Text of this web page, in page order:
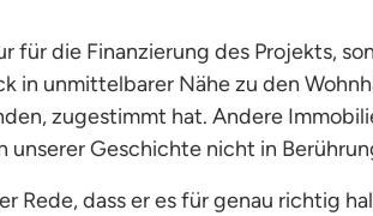
für die Finanzierung des Projekts,
in unmittelbarer Nähe zu den
zugestimmt hat. Andere
Geschichte nicht in
dass er es für genau richtig